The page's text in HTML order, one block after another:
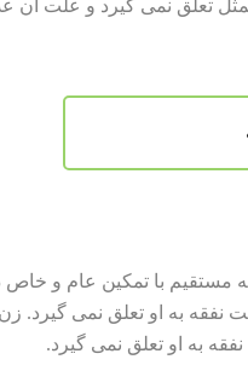
تعلق نمی گیرد و علت آن
با تمکین عام و خاص
به او تعلق نمی گیرد.
به او تعلق نمی گیرد.